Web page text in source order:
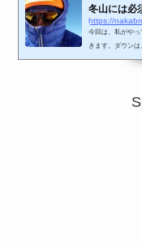
冬山には必
https://
今回は、私がや
きます。ダウン
と思いますよ！
山でのダウンの
いて書いていき